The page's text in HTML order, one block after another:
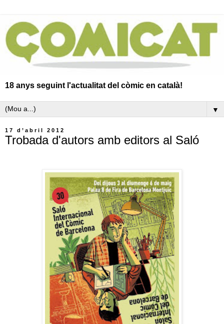
18 anys seguint l'actualitat del còmic en català!
▼
17 d’abril 2012
Trobada d'autors amb editors al Saló